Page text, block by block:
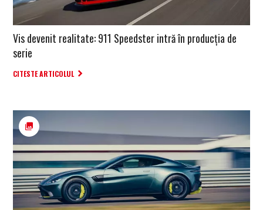
Vis devenit realitate: 911 Speedster intră în producția de
serie
CITESTE ARTICOLUL